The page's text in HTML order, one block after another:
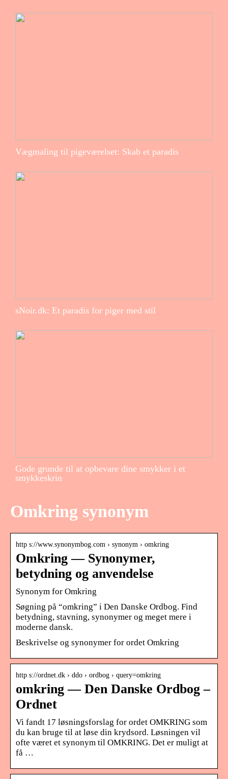
Vægmaling til pigeværelset: Skab et paradis
sNoir.dk: Et paradis for piger med stil
Gode grunde til at opbevare dine smykker i et
smykkeskrin
Omkring synonym
http s://www.synonymbog.com › synonym › omkring
Omkring — Synonymer,
betydning og anvendelse
Synonym for Omkring
Søgning på “omkring” i Den Danske Ordbog. Find
betydning, stavning, synonymer og meget mere i
moderne dansk.
Beskrivelse og synonymer for ordet Omkring
http s://ordnet.dk › ddo › ordbog › query=omkring
omkring — Den Danske Ordbog –
Ordnet
Vi fandt 17 løsningsforslag for ordet OMKRING som
du kan bruge til at løse din krydsord. Løsningen vil
ofte været et synonym til OMKRING. Det er muligt at
få …